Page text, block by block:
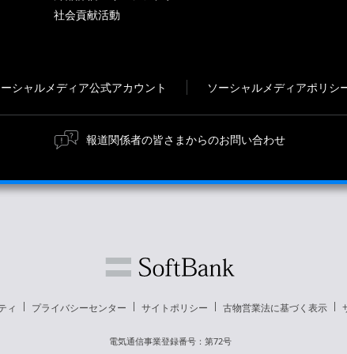
社会貢献活動
シャルメディア公式アカウント ソーシャルメディアポリシ
報道関係者の皆さまからのお問い合わせ
ィ プライバシーセンター サイトポリシー 古物営業法に基づく表示
電気通信事業登録番号：第72号